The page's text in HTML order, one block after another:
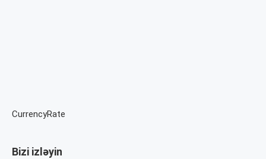
CurrencyRate
Bizi izləyin